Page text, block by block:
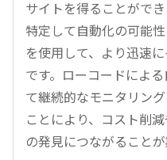
サイトを得ることがで
特定して自動化の可能
を使用して、より迅速
です。ローコードによ
て継続的なモニタリン
ことにより、コスト削
の発見につながることが